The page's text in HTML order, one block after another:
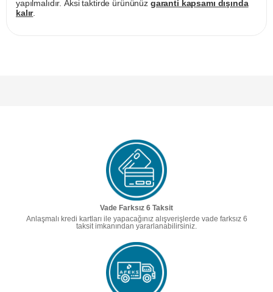
yapılmalıdır. Aksi taktirde ürününüz garanti kapsamı dışında
kalır.
Vade Farksız 6 Taksit
Anlaşmalı kredi kartları ile yapacağınız alışverişlerde vade farksız 6
taksit imkanından yararlanabilirsiniz.